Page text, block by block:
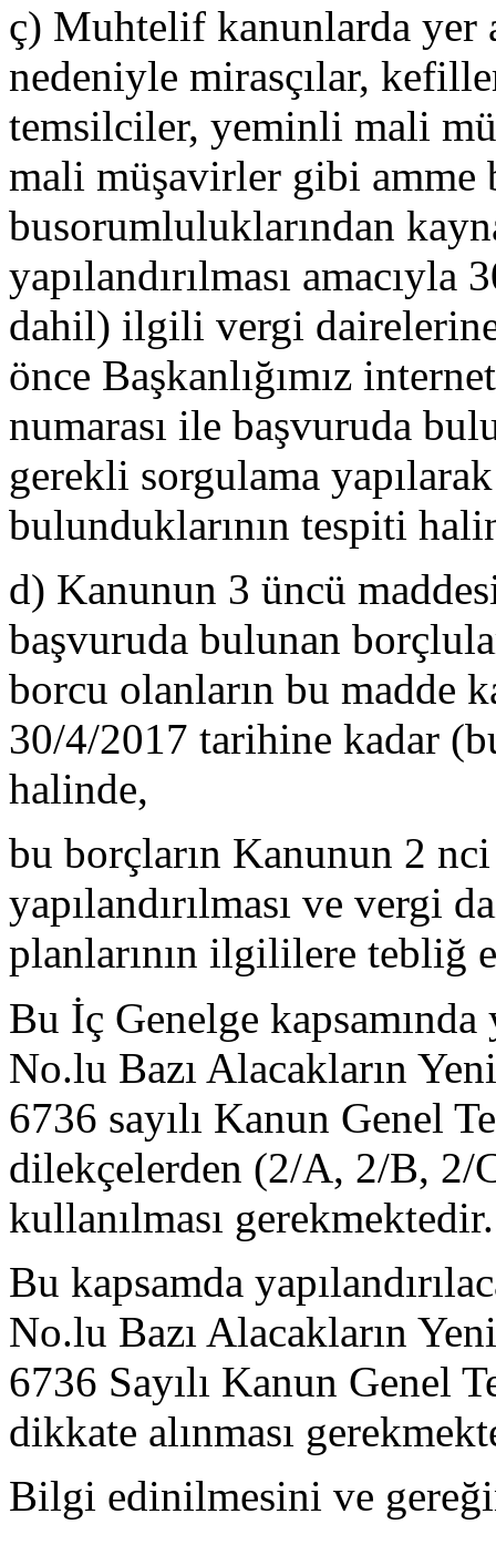
ç) Muhtelif kanunlarda yer
nedeniyle mirasçılar,
temsilciler, yeminli mali
mali müşavirler gibi amme
busorumluluklarından
yapılandırılması
dahil) ilgili vergi
önce Başkanlığımız
numarası ile başvuruda
gerekli sorgulama
bulunduklarının tespiti
d) Kanunun 3 üncü
başvuruda bulunan
borcu olanların bu madde
30/4/2017 tarihine kadar
halinde,
bu borçların Kanunun 2 nci
yapılandırılması ve vergi
planlarının ilgililere
Bu İç Genelge
No.lu Bazı Alacakların
6736 sayılı Kanun Genel
dilekçelerden (2/A, 2/B, 2/
kullanılması gerekmektedir.
Bu kapsamda
No.lu Bazı Alacakların
6736 Sayılı Kanun Genel
dikkate alınması
Bilgi edinilmesini ve